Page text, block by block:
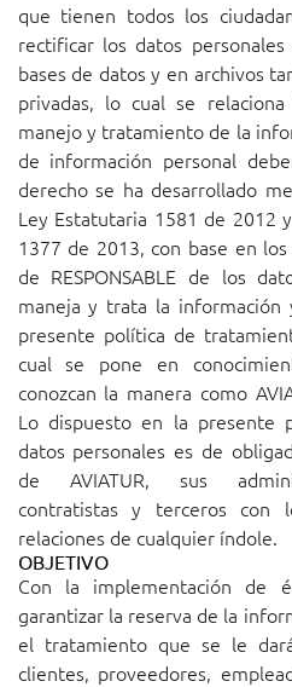
que tienen todos los
rectificar los datos
bases de datos y en archivos
privadas, lo cual se
manejo y tratamiento de la
de información personal
derecho se ha desarrollado
Ley Estatutaria 1581 de 2012
1377 de 2013, con base en los
de RESPONSABLE de los
maneja y trata la
presente política de
cual se pone en
conozcan la manera como
Lo dispuesto en la presente
datos personales es de
de AVIATUR, sus
contratistas y terceros con
relaciones de cualquier índole.
OBJETIVO
Con la implementación de
garantizar la reserva de la
el tratamiento que se le
clientes, proveedores,